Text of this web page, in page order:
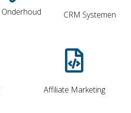
Onderhoud CRM Systemen
Affiliate Marketing